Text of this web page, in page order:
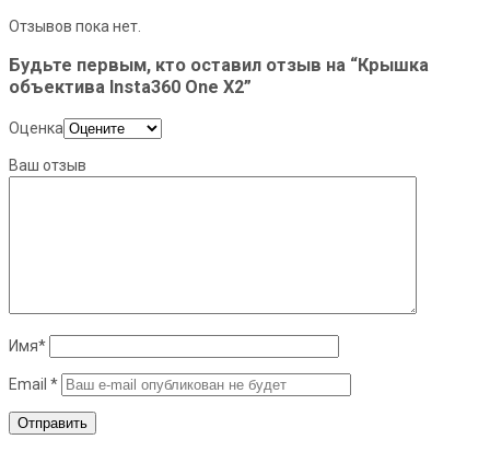
Отзывов пока нет.
Будьте первым, кто оставил отзыв на “Крышка
объектива Insta360 One X2”
Оценка
Ваш отзыв
Имя*
Email *